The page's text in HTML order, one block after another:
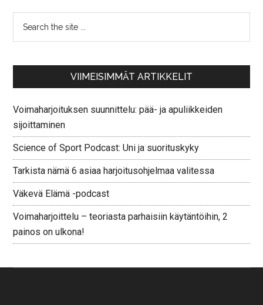
VIIMEISIMMÄT ARTIKKELIT
Voimaharjoituksen suunnittelu: pää- ja apuliikkeiden
sijoittaminen
Science of Sport Podcast: Uni ja suorituskyky
Tarkista nämä 6 asiaa harjoitusohjelmaa valitessa
Väkevä Elämä -podcast
Voimaharjoittelu – teoriasta parhaisiin käytäntöihin, 2
painos on ulkona!